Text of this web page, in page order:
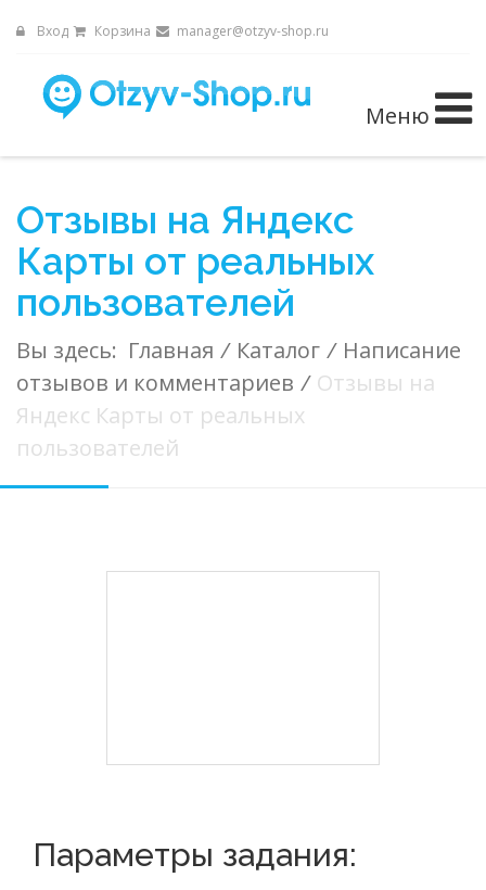
Вход Корзина manager@otzyv-shop.ru
Меню
Отзывы на Яндекс
Карты от реальных
пользователей
Вы здесь: Главная / Каталог / Написание
отзывов и комментариев / Отзывы на
Яндекс Карты от реальных
пользователей
Параметры задания: